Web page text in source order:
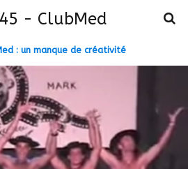
- ClubMed
: un manque de créativité